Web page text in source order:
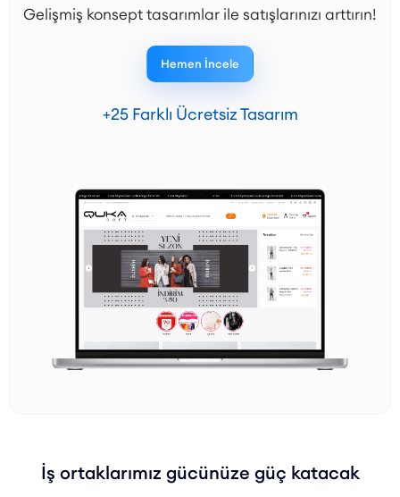
Gelişmiş konsept tasarımlar ile satışlarınızı arttırın!
Hemen İncele
+25 Farklı Ücretsiz Tasarım
İş ortaklarımız gücünüze güç katacak